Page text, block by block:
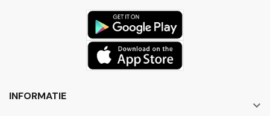
INFORMATIE
